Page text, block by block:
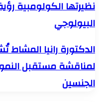
الفيديو
كونفرانس:وزيرة
البيئة
نظيرتها
الكولومبية
رؤية
مصر
في
نظيرتها الكولومبية
البيولوجي
الدكتورة
رانيا
المشاط
في
الدكتورة رانيا
لمناقشة مستقبل
الجنسين